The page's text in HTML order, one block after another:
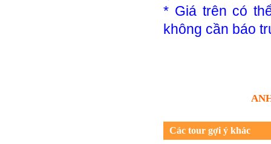
* Giá trên có
không cần báo
Các tour gợi ý khác